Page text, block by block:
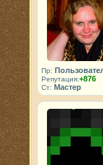
Пр:
Репутация:+876
Ст: Мастер